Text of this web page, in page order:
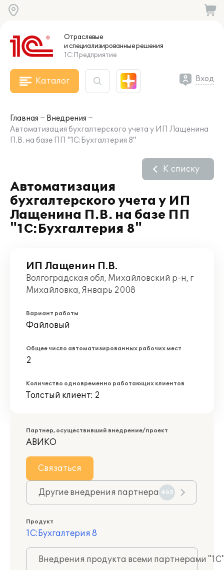
Отраслевые
и специализированныерешения
1С:Предприятие
Каталог Вход
Главная
Внедрения
Автоматизация бухгалтерского учета у ИП Лащенина
П.В. на базе ПП "1С:Бухгалтерия 8"
Автоматизация
бухгалтерского учета у ИП
Лащенина П.В. на базе ПП
"1С:Бухгалтерия 8"
К списку
ИП Лащенин П.В.
Волгоградская обл, Михайловский р-н, г
Михайловка, Январь 2008
Вариант работы
Файловый
Общее число автоматизированных рабочих мест
2
Количество одновременно работающих клиентов
Толстый клиент: 2
Партнер, осуществивший внедрение/проект
АВИКО
Связаться
Другие внедрения партнера 465
Продукт
1С:Бухгалтерия 8
Внедрения продукта всеми партнерами